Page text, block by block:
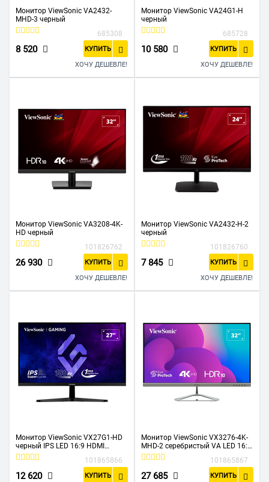
Монитор ViewSonic VA2432-
MHD-3 черный
685308
8 520 КУПИТЬ
ХОЧУ ДЕШЕВЛЕ!
Монитор ViewSonic VA24G1-H
черный
685728
10 580 КУПИТЬ
ХОЧУ ДЕШЕВЛЕ!
Монитор ViewSonic VA3208-4K-
HD черный
101826762
26 930 КУПИТЬ
ХОЧУ ДЕШЕВЛЕ!
Монитор ViewSonic VA2432-H-2
черный
101826760
7 845 КУПИТЬ
ХОЧУ ДЕШЕВЛЕ!
Монитор ViewSonic VX27G1-HD
черный IPS LED 16:9 HDMI
матовая 300cd 178гр/178гр
1920x1080 180Hz DP FHD 3.5кг
101865866
12 620 КУПИТЬ
Монитор ViewSonic VX3276-4K-
MHD-2 серебристый VA LED 16:9
HDMI M/M матовая 350cd
178гр/178гр 3840x2160 60Hz DP
4K 6.9кг
101865867
27 685 КУПИТЬ